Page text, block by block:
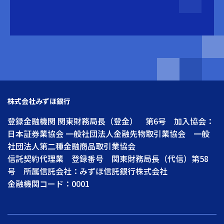
株式会社みずほ銀行
登録金融機関 関東財務局長（登金） 第6号 加入協会：
日本証券業協会 一般社団法人金融先物取引業協会 一般
社団法人第二種金融商品取引業協会
信託契約代理業 登録番号 関東財務局長（代信）第58
号 所属信託会社：みずほ信託銀行株式会社
金融機関コード：0001